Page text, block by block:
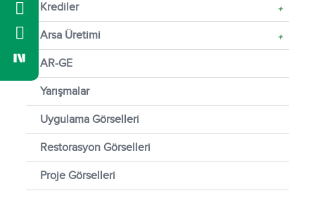
Krediler +
Arsa Üretimi +
AR-GE
Yarışmalar
Uygulama Görselleri
Restorasyon Görselleri
Proje Görselleri